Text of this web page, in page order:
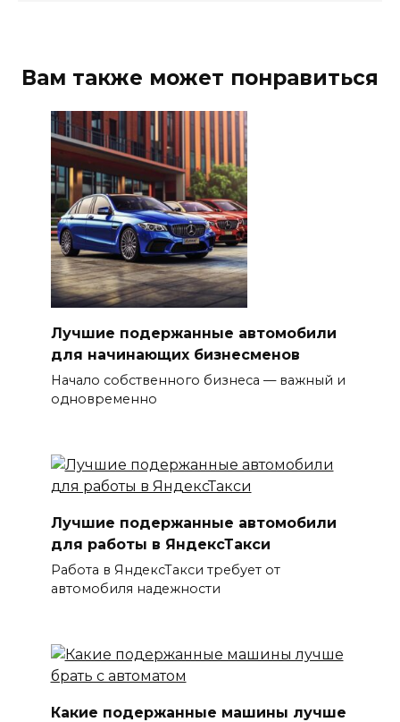
Вам также может понравиться
Лучшие подержанные автомобили
для начинающих бизнесменов
Начало собственного бизнеса — важный и
одновременно
Лучшие подержанные автомобили
для работы в ЯндексТакси
Работа в ЯндексТакси требует от
автомобиля надежности
Какие подержанные машины лучше